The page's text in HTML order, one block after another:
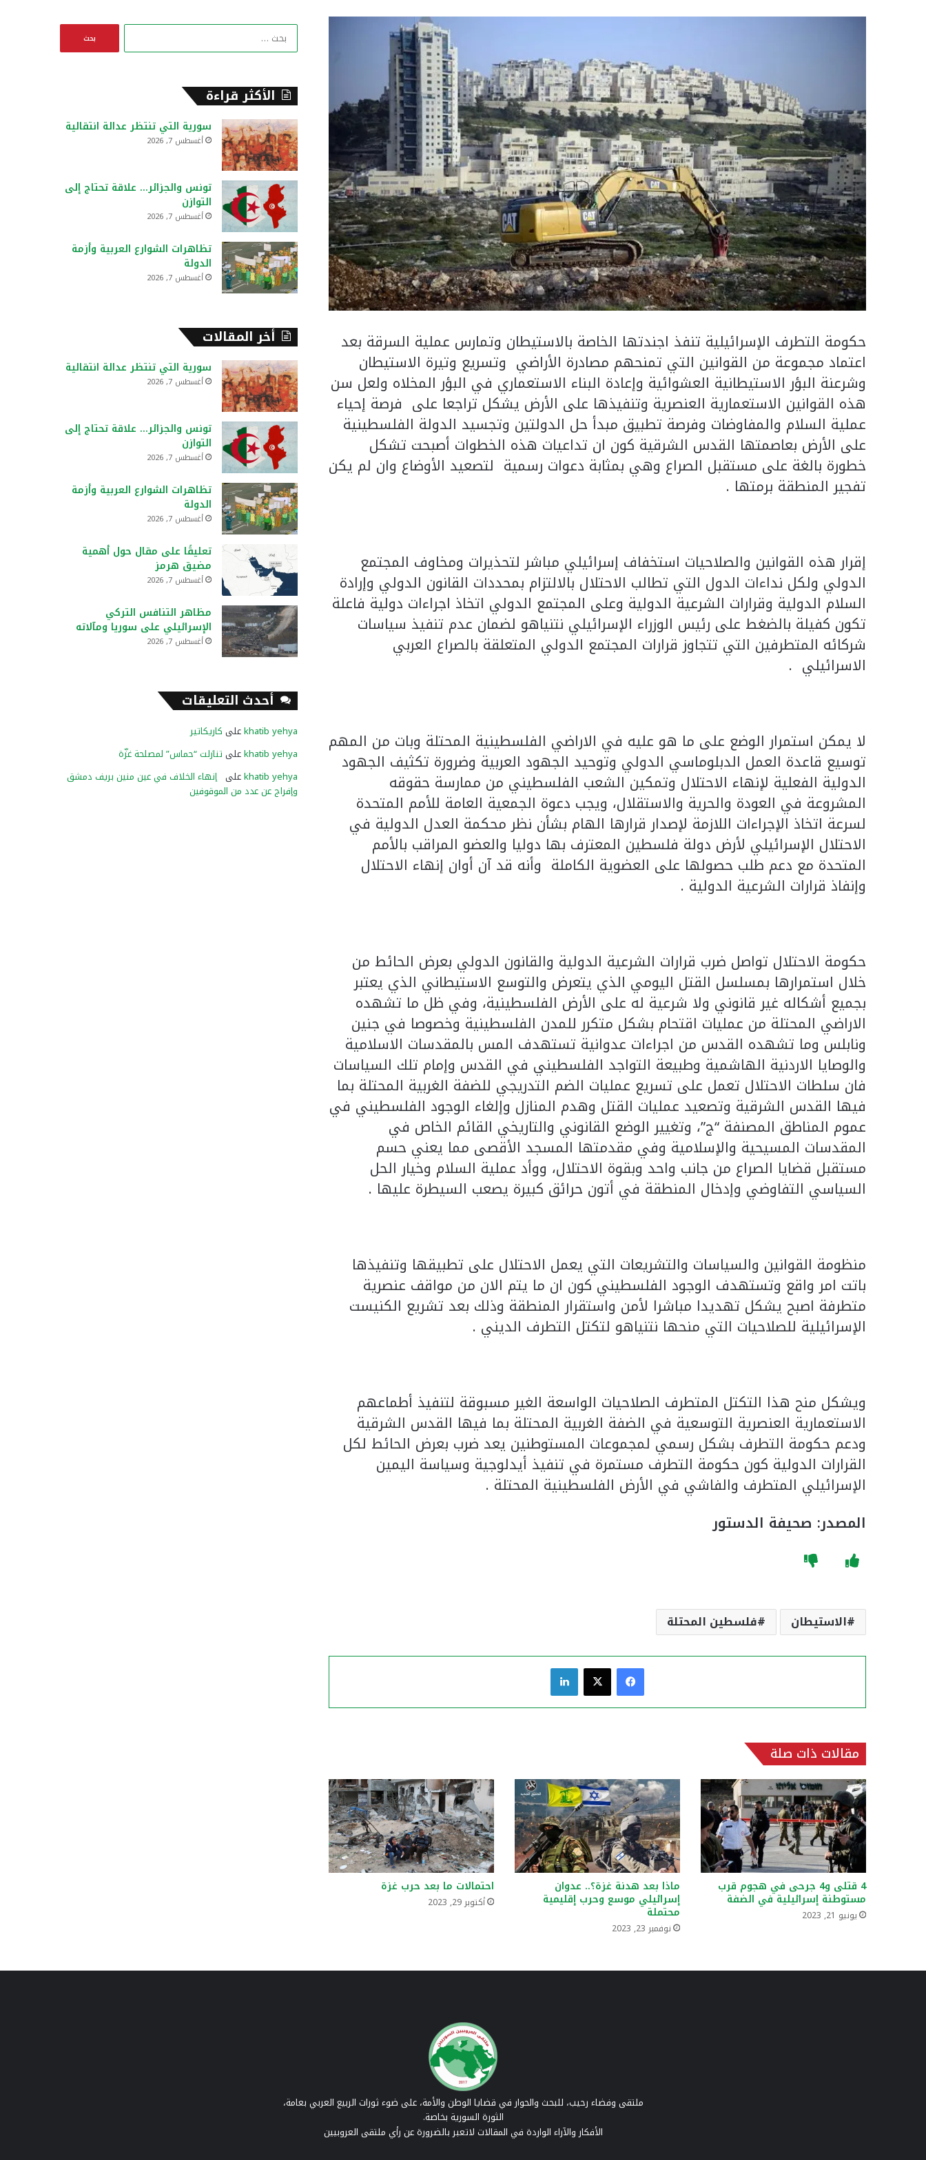
حكومة التطرف الإسرائيلية تنفذ اجندتها الخاصة بالاستيطان وتمارس عملية السرقة بعد
اعتماد مجموعة من القوانين التي تمنحهم مصادرة الأراضي وتسريع وتيرة الاستيطان
وشرعنة البؤر الاستيطانية العشوائية وإعادة البناء الاستعماري في البؤر المخلاه ولعل سن
هذه القوانين الاستعمارية العنصرية وتنفيذها على الأرض يشكل تراجعا على فرصة إحياء
عملية السلام والمفاوضات وفرصة تطبيق مبدأ حل الدولتين وتجسيد الدولة الفلسطينية
على الأرض بعاصمتها القدس الشرقية كون ان تداعيات هذه الخطوات أصبحت تشكل
خطورة بالغة على مستقبل الصراع وهي بمثابة دعوات رسمية لتصعيد الأوضاع وان لم يكن
تفجير المنطقة برمتها .
إقرار هذه القوانين والصلاحيات استخفاف إسرائيلي مباشر لتحذيرات ومخاوف المجتمع
الدولي ولكل نداءات الدول التي تطالب الاحتلال بالالتزام بمحددات القانون الدولي وإرادة
السلام الدولية وقرارات الشرعية الدولية وعلى المجتمع الدولي اتخاذ اجراءات دولية فاعلة
تكون كفيلة بالضغط على رئيس الوزراء الإسرائيلي نتنياهو لضمان عدم تنفيذ سياسات
شركائه المتطرفين التي تتجاوز قرارات المجتمع الدولي المتعلقة بالصراع العربي
الاسرائيلي .
لا يمكن استمرار الوضع على ما هو عليه في الاراضي الفلسطينية المحتلة وبات من المهم
توسيع قاعدة العمل الدبلوماسي الدولي وتوحيد الجهود العربية وضرورة تكثيف الجهود
الدولية الفعلية لإنهاء الاحتلال وتمكين الشعب الفلسطيني من ممارسة حقوقه
المشروعة في العودة والحرية والاستقلال، ويجب دعوة الجمعية العامة للأمم المتحدة
لسرعة اتخاذ الإجراءات اللازمة لإصدار قرارها الهام بشأن نظر محكمة العدل الدولية في
الاحتلال الإسرائيلي لأرض دولة فلسطين المعترف بها دوليا والعضو المراقب بالأمم
المتحدة مع دعم طلب حصولها على العضوية الكاملة وأنه قد آن أوان إنهاء الاحتلال
وإنفاذ قرارات الشرعية الدولية .
حكومة الاحتلال تواصل ضرب قرارات الشرعية الدولية والقانون الدولي بعرض الحائط من
خلال استمرارها بمسلسل القتل اليومي الذي يتعرض والتوسع الاستيطاني الذي يعتبر
بجميع أشكاله غير قانوني ولا شرعية له على الأرض الفلسطينية، وفي ظل ما تشهده
الاراضي المحتلة من عمليات اقتحام بشكل متكرر للمدن الفلسطينية وخصوصا في جنين
ونابلس وما تشهده القدس من اجراءات عدوانية تستهدف المس بالمقدسات الاسلامية
والوصايا الاردنية الهاشمية وطبيعة التواجد الفلسطيني في القدس وإمام تلك السياسات
فان سلطات الاحتلال تعمل على تسريع عمليات الضم التدريجي للضفة الغربية المحتلة بما
فيها القدس الشرقية وتصعيد عمليات القتل وهدم المنازل وإلغاء الوجود الفلسطيني في
عموم المناطق المصنفة “ج”، وتغيير الوضع القانوني والتاريخي القائم الخاص في
المقدسات المسيحية والإسلامية وفي مقدمتها المسجد الأقصى مما يعني حسم
مستقبل قضايا الصراع من جانب واحد وبقوة الاحتلال، ووأد عملية السلام وخيار الحل
السياسي التفاوضي وإدخال المنطقة في أتون حرائق كبيرة يصعب السيطرة عليها .
منظومة القوانين والسياسات والتشريعات التي يعمل الاحتلال على تطبيقها وتنفيذها
باتت امر واقع وتستهدف الوجود الفلسطيني كون ان ما يتم الان من مواقف عنصرية
متطرفة اصبح يشكل تهديدا مباشرا لأمن واستقرار المنطقة وذلك بعد تشريع الكنيست
الإسرائيلية للصلاحيات التي منحها نتنياهو لتكتل التطرف الديني .
ويشكل منح هذا التكتل المتطرف الصلاحيات الواسعة الغير مسبوقة لتنفيذ أطماعهم
الاستعمارية العنصرية التوسعية في الضفة الغربية المحتلة بما فيها القدس الشرقية
ودعم حكومة التطرف بشكل رسمي لمجموعات المستوطنين يعد ضرب بعرض الحائط لكل
القرارات الدولية كون حكومة التطرف مستمرة في تنفيذ أيدلوجية وسياسة اليمين
الإسرائيلي المتطرف والفاشي في الأرض الفلسطينية المحتلة .
المصدر: صحيفة الدستور
الاستيطان فلسطين المحتلة
فيسبوك
مقالات ذات صلة
4 قتلى و4 جرحى في هجوم قرب
مستوطنة إسرائيلية في الضفة
يونيو 21, 2023
ماذا بعد هدنة غزة؟.. عدوان
إسرائيلي موسع وحرب إقليمية
محتملة
نوفمبر 23, 2023
احتمالات ما بعد حرب غزة
أكتوبر 29, 2023
ا
:
الأكثر قراءة
سورية التي تنتظر عدالة انتقالية
أغسطس 7, 2026
تونس والجزائر… علاقة تحتاج إلى
التوازن
أغسطس 7, 2026
تظاهرات الشوارع العربية وأزمة
الدولة
أغسطس 7, 2026
أخر المقالات
سورية التي تنتظر عدالة انتقالية
أغسطس 7, 2026
تونس والجزائر… علاقة تحتاج إلى
التوازن
أغسطس 7, 2026
تظاهرات الشوارع العربية وأزمة
الدولة
أغسطس 7, 2026
تعليقًا على مقال حول أهمية
مضيق هرمز
أغسطس 7, 2026
مظاهر التنافس التركي
الإسرائيلي على سوريا ومآلاته
أغسطس 7, 2026
أحدث التعليقات
khatib yehyaعلى كاريكاتير
khatib yehyaعلى تنازلت “حماس” لمصلحة غزّة
khatib yehyaعلى إنهاء الخلاف في عين منين بريف دمشق
وإفراج عن عدد من الموقوفين
ملتقى وفضاء رحيب، للبحث والحوار في قضايا الوطن والأمة، على ضوء ثورات الربيع العربي بعامة،
الثورة السورية بخاصة.
الأفكار والآراء الواردة في المقالات لاتعبر بالضرورة عن رأي ملتقى العروبيين